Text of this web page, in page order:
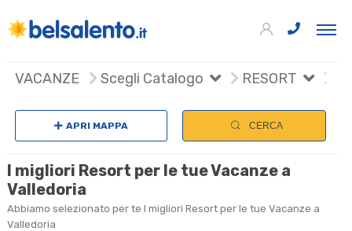
VACANZE Scegli Catalogo RESORT
APRI MAPPA CERCA
I migliori Resort per le tue Vacanze a
Valledoria
Abbiamo selezionato per te I migliori Resort per le tue Vacanze a
Valledoria
+